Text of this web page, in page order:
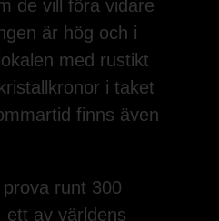
de vill föra vidare
är hög och i
med rustikt
i taket
finns även
runt 300
ett av världens